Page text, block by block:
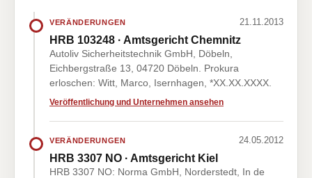
VERÄNDERUNGEN 21.11.2013
HRB 103248 · Amtsgericht Chemnitz
Autoliv Sicherheitstechnik GmbH, Döbeln,
Eichbergstraße 13, 04720 Döbeln. Prokura
erloschen: Witt, Marco, Isernhagen, *XX.XX.XXXX.
Veröffentlichung und Unternehmen ansehen
VERÄNDERUNGEN 24.05.2012
HRB 3307 NO · Amtsgericht Kiel
HRB 3307 NO: Norma GmbH, Norderstedt, In de